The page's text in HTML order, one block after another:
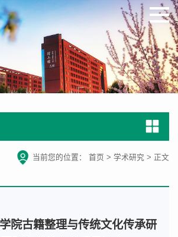
当前您的位置： 首页 > 学术研究 > 正文
院古籍整理与传统文化传承研